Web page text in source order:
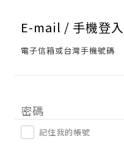
E-mail / 手機登入
電子信箱或台灣手機號碼
密碼
記住我的帳號